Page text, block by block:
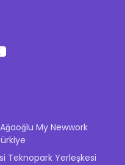
My Newwork
Teknopark Yerleşkesi